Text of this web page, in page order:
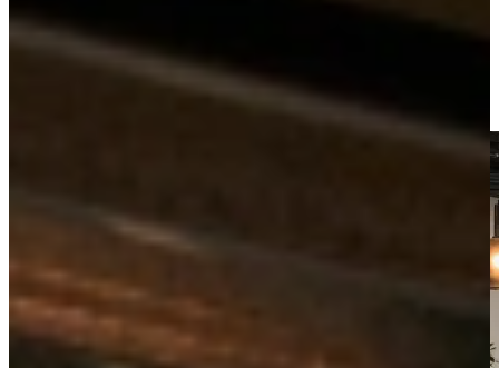
Landelijke Keukens
Jubileum Keukendeal 52 Nieuw